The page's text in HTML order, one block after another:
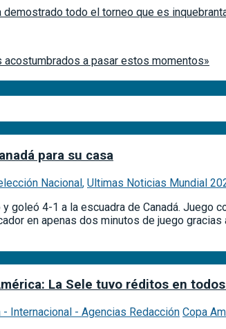
demostrado todo el torneo que es
acostumbrados a pasar estos momentos»
para su casa
Nacional, Ultimas Noticias Mundial
goleó 4-1 a la escuadra de Canadá. Juego
en apenas dos minutos de juego
La Sele tuvo réditos en
Internacional - Agencias Redacción Copa